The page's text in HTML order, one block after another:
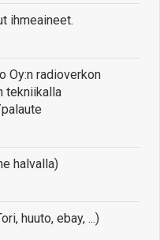
ihmeaineet.
Oy:n radioverkon
tekniikalla
halvalla)
huuto, ebay, ...)